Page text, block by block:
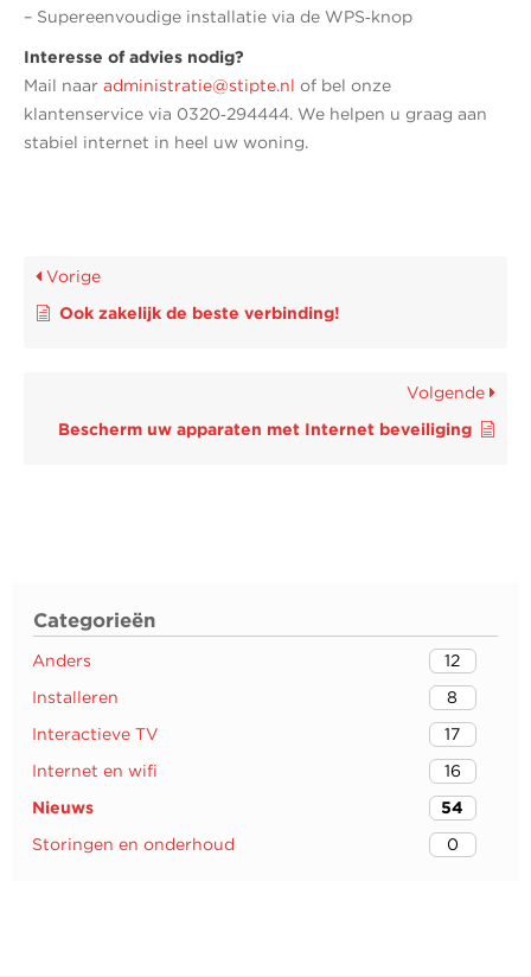
Categorieën
Anders
12
Installeren
8
Interactieve TV
17
Internet en wifi
16
Nieuws
54
Storingen en onderhoud
0
– Supereenvoudige installatie via de WPS‑knop
Interesse of advies nodig?
Mail naar administratie@stipte.nl of bel onze
klantenservice via 0320‑294444. We helpen u graag aan
stabiel internet in heel uw woning.
Vorige
Ook zakelijk de beste verbinding!
Volgende
Bescherm uw apparaten met Internet beveiliging